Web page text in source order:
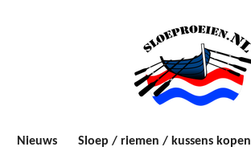
Nieuws Sloep / riemen / kussens kopen